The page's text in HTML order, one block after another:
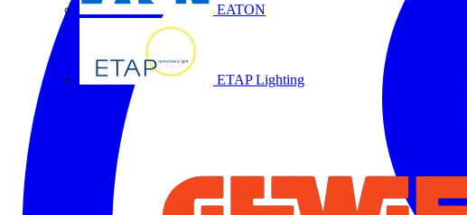
EATON
ETAP Lighting